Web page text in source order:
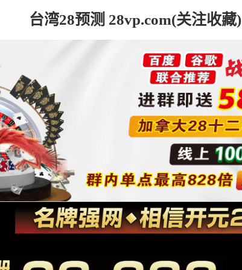
台湾28预测 28vp.com(关注收藏)